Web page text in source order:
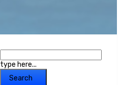
type here...
Search